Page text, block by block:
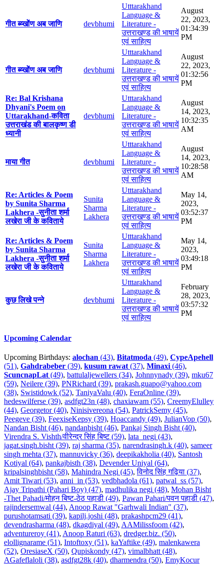
गीत ब्य्खोंण अब जाणि devbhumi
Utttarakhand
Language &
Literature -
उत्तराखण्ड की भाषायें
एवं साहित्य
August
22, 2023,
01:34:39
PM
गीत ब्य्खोंण अब जाणि devbhumi
Utttarakhand
Language &
Literature -
उत्तराखण्ड की भाषायें
एवं साहित्य
August
22, 2023,
01:32:56
PM
Re: Bal Krishana
Dhyani's Poem on
Uttarakhand-कविता
उत्तराखंड की बालकृष्ण डी
ध्यानी
devbhumi
Utttarakhand
Language &
Literature -
उत्तराखण्ड की भाषायें
एवं साहित्य
August
14, 2023,
10:32:35
AM
माया गीत devbhumi
Utttarakhand
Language &
Literature -
उत्तराखण्ड की भाषायें
एवं साहित्य
August
14, 2023,
10:28:58
AM
Re: Articles & Poem
by Sunita Sharma
Lakhera -सुनीता शर्मा
लखेरा जी के कविताये
Sunita
Sharma
Lakhera
Utttarakhand
Language &
Literature -
उत्तराखण्ड की भाषायें
एवं साहित्य
May 14,
2023,
03:52:37
PM
Re: Articles & Poem
by Sunita Sharma
Lakhera -सुनीता शर्मा
लखेरा जी के कविताये
Sunita
Sharma
Lakhera
Utttarakhand
Language &
Literature -
उत्तराखण्ड की भाषायें
एवं साहित्य
May 14,
2023,
03:49:18
PM
कुछ लिखे पन्ने devbhumi
Utttarakhand
Language &
Literature -
उत्तराखण्ड की भाषायें
एवं साहित्य
February
28, 2023,
03:57:32
PM
Upcoming Calendar
Upcoming Birthdays: alochan (43), Bitatmoda (49), CypeApehell
(51), Gahdrabeber (39), kusum rawat(37), Minaxi(46),
ScuncnapLat(49), battulaljewellers (34), Johnnynady (39), mku67
(59), Neilere (39), PNRichard (39), prakash.guapo@yahoo.com
(38), Swistidowk (52), TaniyaValu (40), FeraOnline (39),
hedeswilferse (39), asdfgt23n (48), chaxiawam (55), CreemyElulley
(44), Georgetor (40), Ninisivereona (54), PatrickSemy (45),
Peegeve (39), FeexiseKepsy (39), Hoaccandy (49), JulianVop (50),
Nandan Bisht (46), nandanbisht (46), Pankaj Singh Bisht (40),
Virendra S. Vishth/वीरेन्द्र सिंह बिष्ट (59), lata_negi (43),
jagat.singh.bisht (39), raj sharma (35), narendrasingh.k (40), sameer
singh mehta (37), mannuvicky (36), deepikakholia (40), Santosh
Kotiyal (64), pankajbisth (38), Devender Uniyal (64),
kripalsinghbisht (58), Mahindra Negi (45),विनोद सिंह गढ़िया (37),
Amit Tiwari (53), anni_in (53), vedbhadola (61), patwal_ss (57),
Ajay Tripathi (Pahari Boy) (47), madhulika negi (48), Mohan Bisht
-Thet Pahadi/मोहन बिष्ट-ठेठ पहाडी (49), Pawan Pahari/पवन पहाडी (47),
rajindersemwal (44), Anoop Rawat "Garhwali Indian" (37),
purushotamsati (39), kapilj.joshi (48), prakashpcm29 (41),
devendrasharma (48), dkagdiyal (49), AAMilissfoom (42),
adventureroy (41), Anoop Raturi (63), dredger.biz. (50),
elollignarame (51), Intoftoxy (51), kaYaftike (49), malenkawera
(52), OresiaseX (50), Qupiskondy (47), vimalbhatt (48),
AGafeflaloli (38), asdfgt28k (40), dharmendra (50), EmyKocur